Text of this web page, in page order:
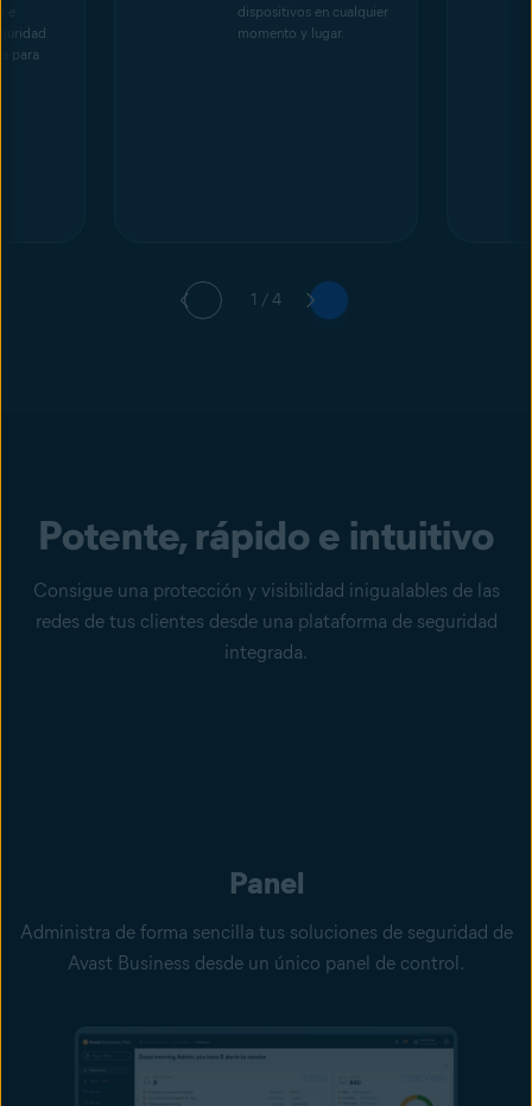
para
dispositivos en cualquier
momento y lugar.
1 / 4
Potente, rápido e intuitivo
Consigue una protección y visibilidad inigualables de las
redes de tus clientes desde una plataforma de seguridad
integrada.
Panel
Administra de forma sencilla tus soluciones de seguridad de
Avast Business desde un único panel de control.